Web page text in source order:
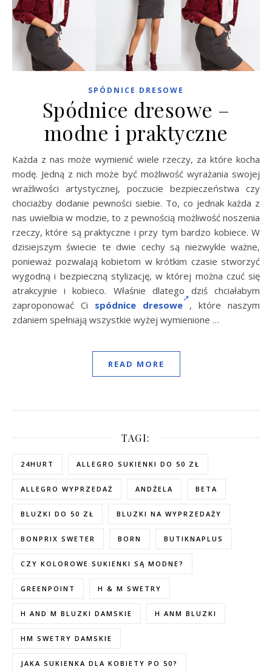
SPÓDNICE DRESOWE
Spódnice dresowe –
modne i praktyczne
Każda z nas może wymienić wiele rzeczy, za które kocha
modę. Jedną z nich może być możliwość wyrażania swojej
wrażliwości artystycznej, poczucie bezpieczeństwa czy
chociażby dodanie pewności siebie. To, co jednak każda z
nas uwielbia w modzie, to z pewnością możliwość noszenia
rzeczy, które są praktyczne i przy tym bardzo kobiece. W
dzisiejszym świecie te dwie cechy są niezwykle ważne,
ponieważ pozwalają kobietom w krótkim czasie stworzyć
wygodną i bezpieczną stylizację, w której można czuć się
atrakcyjnie i kobieco. Właśnie dlatego dziś chciałabym
zaproponować Ci spódnice dresowe , które naszym
zdaniem spełniają wszystkie wyżej wymienione …
READ MORE
TAGI:
24HURT ALLEGRO SUKIENKI DO 50 ZŁ
ALLEGRO WYPRZEDAŻ ANDŻELA BETA
BLUZKI DO 50 ZŁ BLUZKI NA WYPRZEDAŻY
BONPRIX SWETER BORN BUTIKNAPLUS
CZY KOLOROWE SUKIENKI SĄ MODNE?
GREENPOINT H & M SWETRY
H AND M BLUZKI DAMSKIE H ANM BLUZKI
HM SWETRY DAMSKIE
JAKA SUKIENKA DLA KOBIETY PO 50?